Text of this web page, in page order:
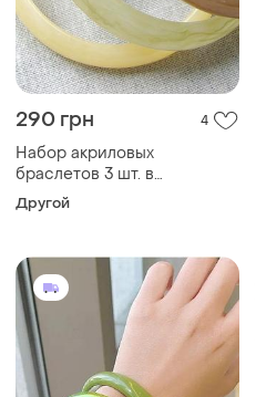
290 грн 4
Набор акриловых
браслетов 3 шт. в
винтажном стиле, комплект
тонких браслетов светло-
Другой